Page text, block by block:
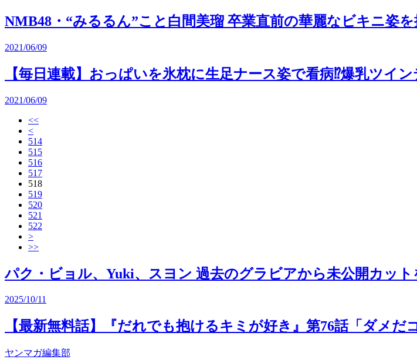
NMB48・“みるるん”こと白間美瑠 卒業直前の華麗なビキニ姿を
2021/06/09
【毎日連載】おっぱいを氷枕に生足ナース姿で看病⁉爆乳ツイ
2021/06/09
<<
<
514
515
516
517
518
519
520
521
522
>
>>
パク・ビョル、Yuki、スヨン 過去のグラビアから未公開カット
2025/10/11
【最新無料話】『だれでも抱けるキミが好き』第76話「ダメだ
ヤンマガ編集部